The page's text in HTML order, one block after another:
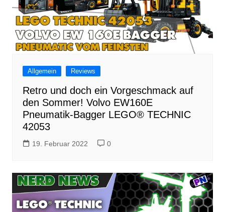
Allgemein Reviews
Retro und doch ein Vorgeschmack auf
den Sommer! Volvo EW160E
Pneumatik-Bagger LEGO® TECHNIC
42053
19. Februar 2022 0